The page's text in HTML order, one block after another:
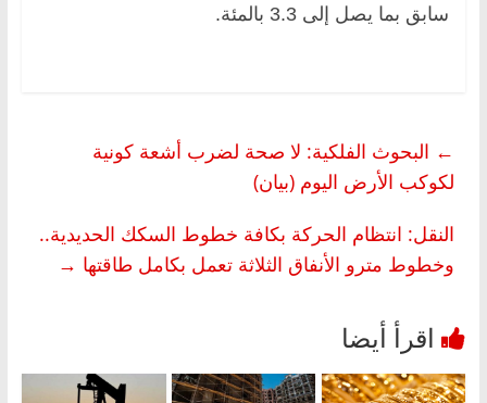
سابق بما يصل إلى 3.3 بالمئة.
← البحوث الفلكية: لا صحة لضرب أشعة كونية
لكوكب الأرض اليوم (بيان)
النقل: انتظام الحركة بكافة خطوط السكك الحديدية..
وخطوط مترو الأنفاق الثلاثة تعمل بكامل طاقتها →